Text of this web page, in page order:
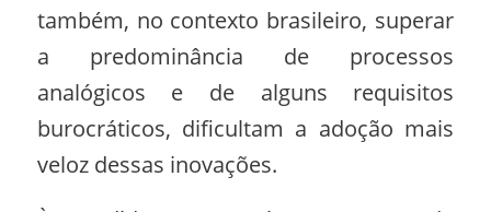
também, no contexto brasileiro, superar
a predominância de processos
analógicos e de alguns requisitos
burocráticos, dificultam a adoção mais
veloz dessas inovações.